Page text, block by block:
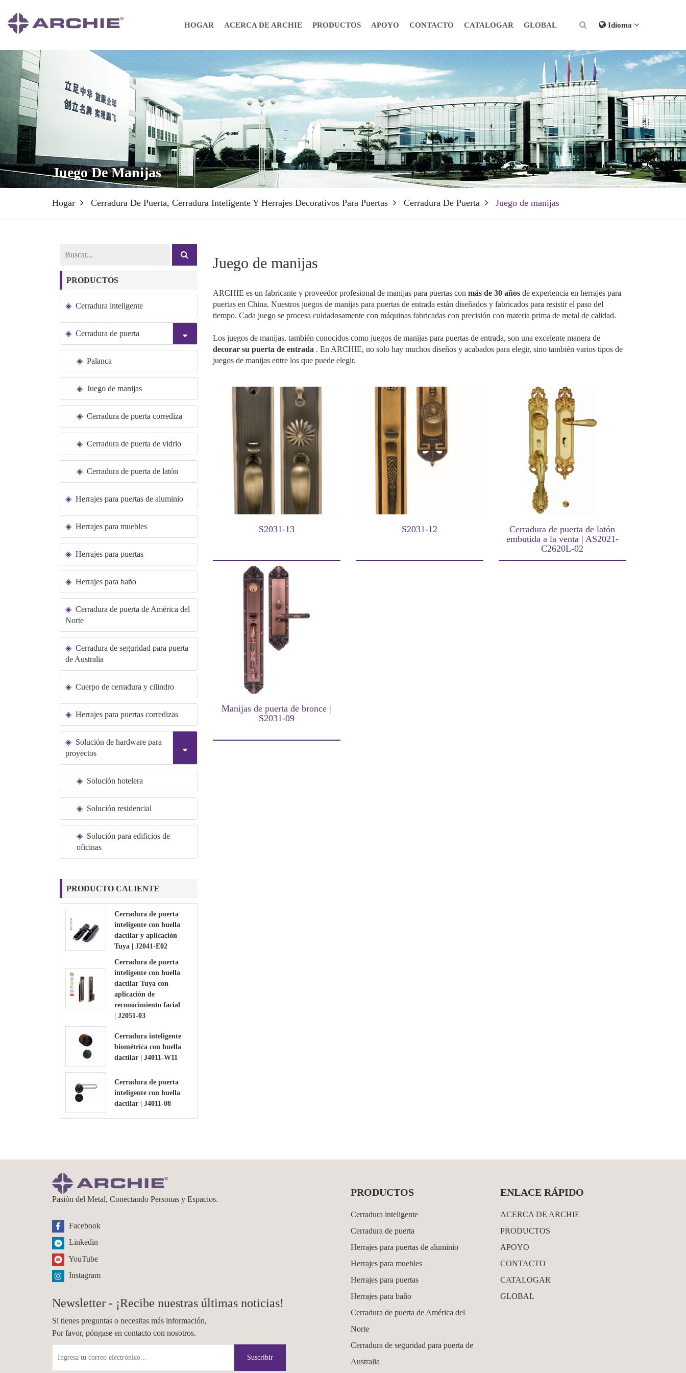
HOGAR ACERCA DE ARCHIE PRODUCTOS APOYO CONTACTO CATALOGAR GLOBAL Idioma
Juego De Manijas
Hogar Cerradura De Puerta, Cerradura Inteligente Y Herrajes Decorativos Para Puertas Cerradura De Puerta Juego de manijas
Juego de manijas
ARCHIE es un fabricante y proveedor profesional de manijas para puertas con más de 30 años de experiencia en herrajes para
puertas en China. Nuestros juegos de manijas para puertas de entrada están diseñados y fabricados para resistir el paso del
tiempo. Cada juego se procesa cuidadosamente con máquinas fabricadas con precisión con materia prima de metal de calidad.
Los juegos de manijas, también conocidos como juegos de manijas para puertas de entrada, son una excelente manera de
decorar su puerta de entrada . En ARCHIE, no solo hay muchos diseños y acabados para elegir, sino también varios tipos de
juegos de manijas entre los que puede elegir.
S2031-13 S2031-12
Cerradura de puerta de latón
embutida a la venta | AS2021-
C2620L-02
Manijas de puerta de bronce |
S2031-09
PRODUCTOS
Cerradura inteligente
Cerradura de puerta
Palanca
Juego de manijas
Cerradura de puerta corrediza
Cerradura de puerta de vidrio
Cerradura de puerta de latón
Herrajes para puertas de aluminio
Herrajes para muebles
Herrajes para puertas
Herrajes para baño
Cerradura de puerta de América del
Norte
Cerradura de seguridad para puerta
de Australia
Cuerpo de cerradura y cilindro
Herrajes para puertas corredizas
Solución de hardware para
proyectos
Solución hotelera
Solución residencial
Solución para edificios de
oficinas
PRODUCTO CALIENTE
Cerradura de puerta
inteligente con huella
dactilar y aplicación
Tuya | J2041-E02
Cerradura de puerta
inteligente con huella
dactilar Tuya con
aplicación de
reconocimiento facial
| J2051-03
Cerradura inteligente
biométrica con huella
dactilar | J4011-W11
Cerradura de puerta
inteligente con huella
dactilar | J4011-08
Pasión del Metal, Conectando Personas y Espacios.
Facebook
Linkedin
YouTube
Instagram
Newsletter - ¡Recibe nuestras últimas noticias!
Si tienes preguntas o necesitas más información,
Por favor, póngase en contacto con nosotros.
Suscribir
PRODUCTOS
Cerradura inteligente
Cerradura de puerta
Herrajes para puertas de aluminio
Herrajes para muebles
Herrajes para puertas
Herrajes para baño
Cerradura de puerta de América del
Norte
Cerradura de seguridad para puerta de
Australia
ENLACE RÁPIDO
ACERCA DE ARCHIE
PRODUCTOS
APOYO
CONTACTO
CATALOGAR
GLOBAL